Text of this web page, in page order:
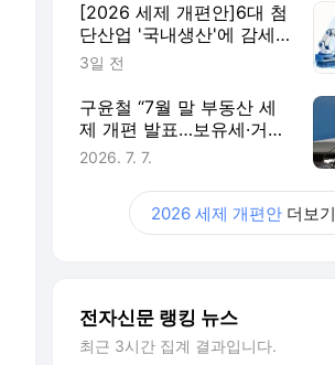
[2026 세제 개편안]6대 첨
단산업 '국내생산'에 감세…
핵심부품 생산량에 따라 지
3일 전
구윤철 “7월 말 부동산 세
제 개편 발표…보유세·거래
세 균형 검토”
2026. 7. 7.
2026 세제 개편안 더보기
전자신문 랭킹 뉴스
최근 3시간 집계 결과입니다.